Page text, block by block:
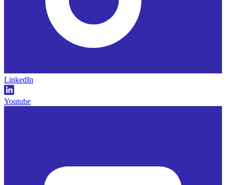
LinkedIn
Youtube